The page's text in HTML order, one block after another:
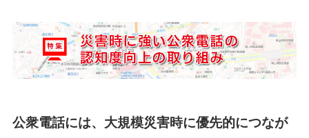
公衆電話には、大規模災害時に優先的につなが